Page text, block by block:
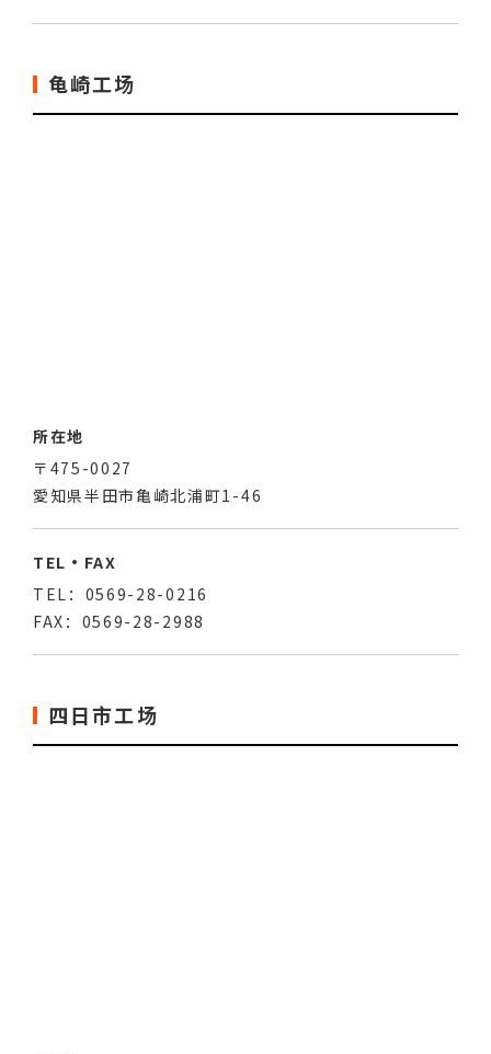
龟崎工场
所在地
〒475-0027
愛知県半田市亀崎北浦町1-46
TEL・FAX
TEL：0569-28-0216
FAX：0569-28-2988
四日市工场